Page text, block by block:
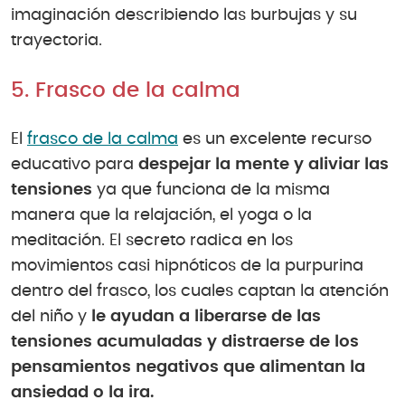
imaginación describiendo las burbujas y su
trayectoria.
5. Frasco de la calma
El frasco de la calma es un excelente recurso
educativo para despejar la mente y aliviar las
tensiones ya que funciona de la misma
manera que la relajación, el yoga o la
meditación. El secreto radica en los
movimientos casi hipnóticos de la purpurina
dentro del frasco, los cuales captan la atención
del niño y le ayudan a liberarse de las
tensiones acumuladas y distraerse de los
pensamientos negativos que alimentan la
ansiedad o la ira.